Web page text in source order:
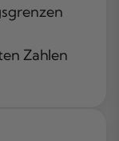
Zahlen